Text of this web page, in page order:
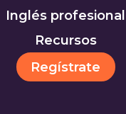
Inglés profesional
Recursos
Regístrate